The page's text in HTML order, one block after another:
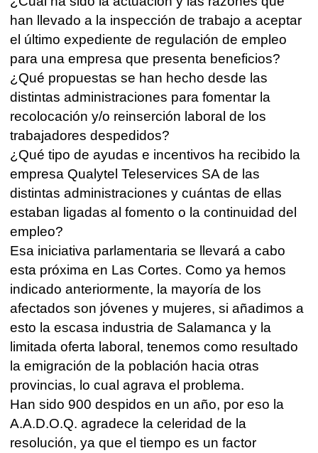
han llevado a la inspección de trabajo a aceptar
el último expediente de regulación de empleo
para una empresa que presenta beneficios?
¿Qué propuestas se han hecho desde las
distintas administraciones para fomentar la
recolocación y/o reinserción laboral de los
trabajadores despedidos?
¿Qué tipo de ayudas e incentivos ha recibido la
empresa Qualytel Teleservices SA de las
distintas administraciones y cuántas de ellas
estaban ligadas al fomento o la continuidad del
empleo?
Esa iniciativa parlamentaria se llevará a cabo
esta próxima en Las Cortes. Como ya hemos
indicado anteriormente, la mayoría de los
afectados son jóvenes y mujeres, si añadimos a
esto la escasa industria de Salamanca y la
limitada oferta laboral, tenemos como resultado
la emigración de la población hacia otras
provincias, lo cual agrava el problema.
Han sido 900 despidos en un año, por eso la
A.A.D.O.Q. agradece la celeridad de la
resolución, ya que el tiempo es un factor